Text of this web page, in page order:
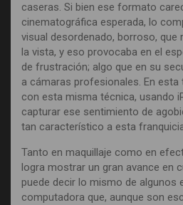
caseras. Si bien ese formato
cinematográfica esperada, lo
visual desordenado, borroso, que
la vista, y eso provocaba en el
de frustración; algo que en su
a cámaras profesionales. En esta
con esta misma técnica, usando
capturar ese sentimiento de
tan característico a esta
Tanto en maquillaje como en
logra mostrar un gran avance en
puede decir lo mismo de algunos
computadora que, aunque son